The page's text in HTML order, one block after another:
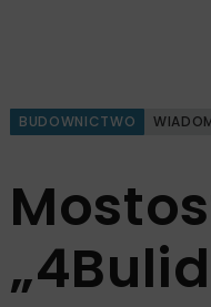
BUDOWNICTWO